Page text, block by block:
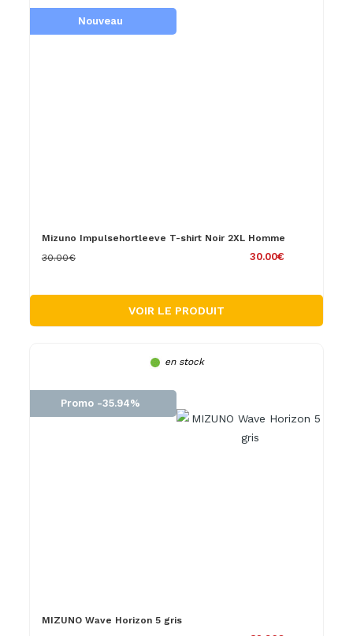
Nouveau
Mizuno Impulsehortleeve T-shirt Noir 2XL Homme
30.00€
30.00€
VOIR LE PRODUIT
en stock
Promo -35.94%
MIZUNO Wave Horizon 5 gris